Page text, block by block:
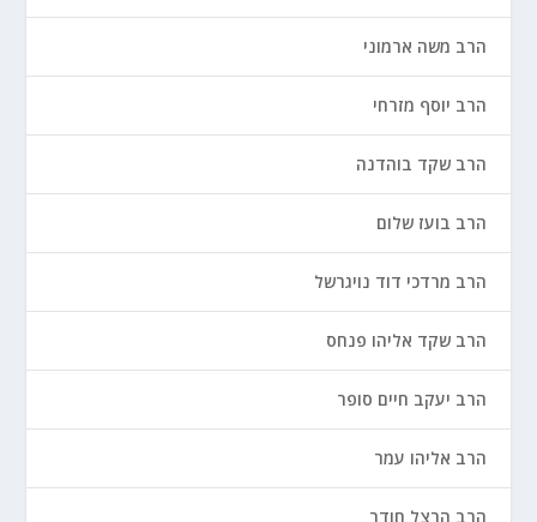
הרב משה ארמוני
הרב יוסף מזרחי
הרב שקד בוהדנה
הרב בועז שלום
הרב מרדכי דוד נויגרשל
הרב שקד אליהו פנחס
הרב יעקב חיים סופר
הרב אליהו עמר
הרב הרצל חודר